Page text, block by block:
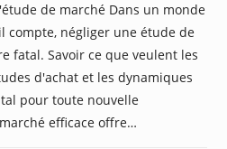
de marché Dans un monde
compte, négliger une étude de
fatal. Savoir ce que veulent les
d'achat et les dynamiques
pour toute nouvelle
efficace offre…